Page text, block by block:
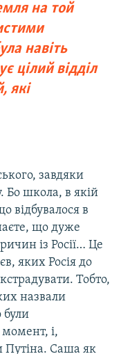
на той
навіть
цілий відділ
які
завдяки
Бо школа, в якій
відбувалося в
що дуже
із Росії… Це
яких Росія до
Тобто,
назвали
були
і,
Путіна. Саша як